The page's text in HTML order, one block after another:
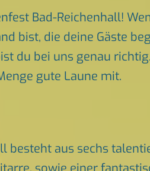
Bad-Reichenhall!
bist, die deine Gäste
du bei uns genau
gute Laune mit.
besteht aus sechs